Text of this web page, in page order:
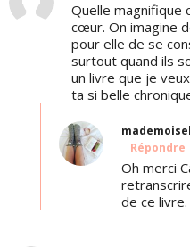
Quelle magnifique
cœur. On imagine
pour elle de se
surtout quand ils
un livre que je
ta si belle
Répondre
Oh merci
de ce livre.